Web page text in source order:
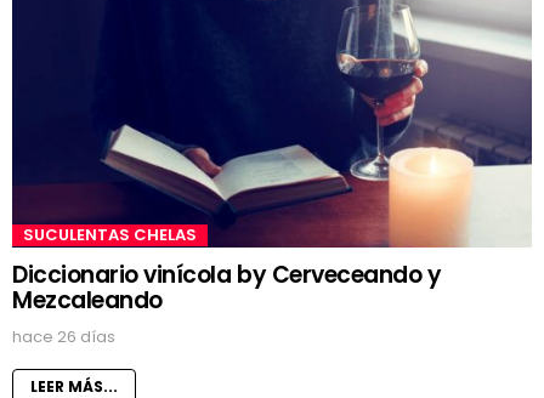
SUCULENTAS CHELAS
Diccionario vinícola by Cerveceando y
Mezcaleando
hace 26 días
LEER MÁS...